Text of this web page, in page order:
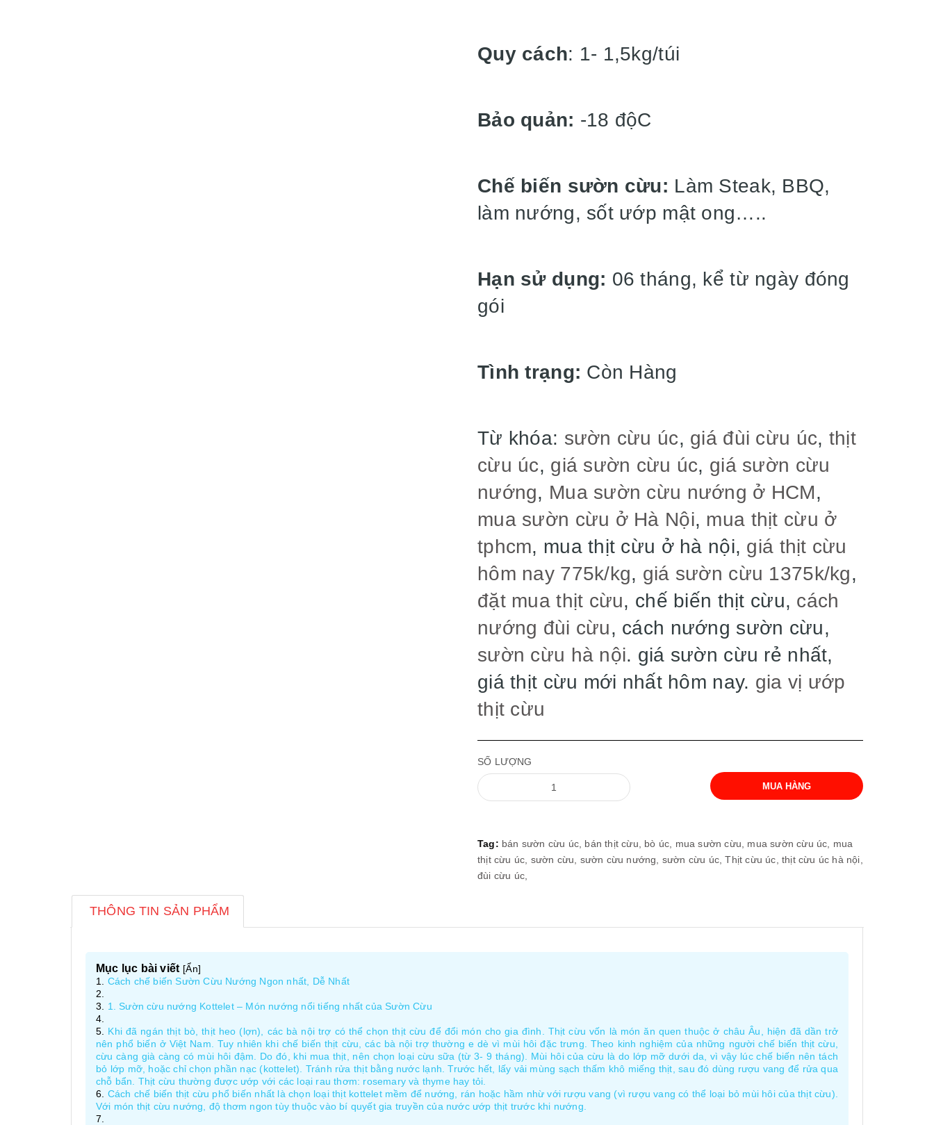
Quy cách: 1- 1,5kg/túi
Bảo quản: -18 độC
Chế biến sườn cừu: Làm Steak, BBQ,
làm nướng, sốt ướp mật ong…..
Hạn sử dụng: 06 tháng, kể từ ngày đóng
gói
Tình trạng: Còn Hàng
Từ khóa: sườn cừu úc, giá đùi cừu úc, thịt
cừu úc, giá sườn cừu úc, giá sườn cừu
nướng, Mua sườn cừu nướng ở HCM,
mua sườn cừu ở Hà Nội, mua thịt cừu ở
tphcm, mua thịt cừu ở hà nội, giá thịt cừu
hôm nay 775k/kg, giá sườn cừu 1375k/kg,
đặt mua thịt cừu, chế biến thịt cừu, cách
nướng đùi cừu, cách nướng sườn cừu,
sườn cừu hà nội. giá sườn cừu rẻ nhất,
giá thịt cừu mới nhất hôm nay. gia vị ướp
thịt cừu
SỐ LƯỢNG
MUA HÀNG
Tag: bán sườn cừu úc, bán thịt cừu, bò úc, mua sườn cừu, mua sườn cừu úc, mua
thịt cừu úc, sườn cừu, sườn cừu nướng, sườn cừu úc,Thịt cừu úc,thịt cừu úc hà nội,
đùi cừu úc,
THÔNG TIN SẢN PHẨM
Mục lục bài viết [Ẩn]
Cách chế biến Sườn Cừu Nướng Ngon nhất, Dễ Nhất
1. Sườn cừu nướng Kottelet – Món nướng nổi tiếng nhất của Sườn Cừu
Khi đã ngán thịt bò, thịt heo (lợn), các bà nội trợ có thể chọn thịt cừu để đổi món cho gia đình. Thịt cừu vốn là món ăn quen thuộc ở châu Âu, hiện đã dần trở
nên phổ biến ở Việt Nam. Tuy nhiên khi chế biến thịt cừu, các bà nội trợ thường e dè vì mùi hôi đặc trưng. Theo kinh nghiệm của những người chế biến thịt cừu,
cừu càng già càng có mùi hôi đậm. Do đó, khi mua thịt, nên chọn loại cừu sữa (từ 3- 9 tháng). Mùi hôi của cừu là do lớp mỡ dưới da, vì vậy lúc chế biến nên tách
bỏ lớp mỡ, hoặc chỉ chọn phần nạc (kottelet). Tránh rửa thịt bằng nước lạnh. Trước hết, lấy vải mùng sạch thấm khô miếng thịt, sau đó dùng rượu vang để rửa qua
chỗ bẩn. Thịt cừu thường được ướp với các loại rau thơm: rosemary và thyme hay tỏi.
Cách chế biến thịt cừu phổ biến nhất là chọn loại thịt kottelet mềm để nướng, rán hoặc hầm nhừ với rượu vang (vì rượu vang có thể loại bỏ mùi hôi của thịt cừu).
Với món thịt cừu nướng, độ thơm ngon tùy thuộc vào bí quyết gia truyền của nước ướp thịt trước khi nướng.